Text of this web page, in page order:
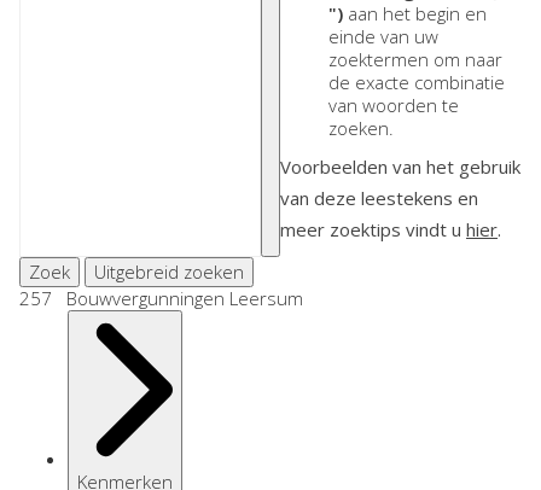
") aan het begin en
einde van uw
zoektermen om naar
de exacte combinatie
van woorden te
zoeken.
Voorbeelden van het gebruik
van deze leestekens en
meer zoektips vindt u hier.
Zoek
Uitgebreid zoeken
257 Bouwvergunningen Leersum
Kenmerken